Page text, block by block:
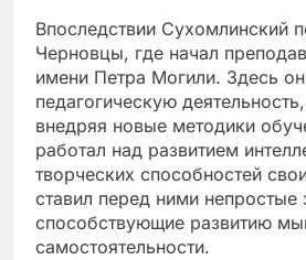
Впоследствии Сухомлинский
Черновцы, где начал
имени Петра Могили. Здесь
педагогическую
внедряя новые методики
работал над развитием
творческих способностей
ставил перед ними непростые
способствующие развитию
самостоятельности.